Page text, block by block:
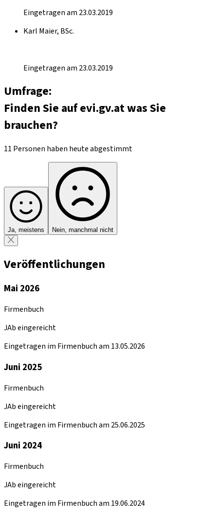
Eingetragen am 23.03.2019
Karl Maier, BSc.
Eingetragen am 23.03.2019
Umfrage:
Finden Sie auf evi.gv.at was Sie
brauchen?
11 Personen haben heute abgestimmt
Ja, meistens Nein, manchmal nicht
Veröffentlichungen
Mai 2026
Firmenbuch
JAb eingereicht
Eingetragen im Firmenbuch am 13.05.2026
Juni 2025
Firmenbuch
JAb eingereicht
Eingetragen im Firmenbuch am 25.06.2025
Juni 2024
Firmenbuch
JAb eingereicht
Eingetragen im Firmenbuch am 19.06.2024